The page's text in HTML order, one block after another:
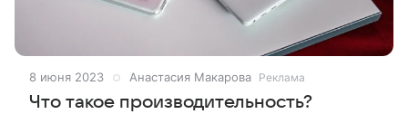
8 июня 2023 Анастасия Макарова Реклама
Что такое производительность?